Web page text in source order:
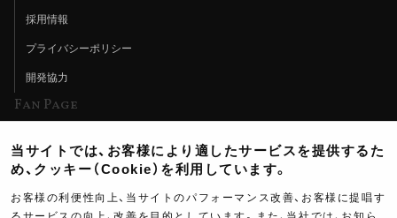
採用情報
プライバシーポリシー
開発協力
Fan Page
ヨシムラTV
イベント情報
当サイトでは、お客様により適したサービスを提供するた
め、クッキー（Cookie）を利用しています。
お客様の利便性向上、当サイトのパフォーマンス改善、お客様に提唱す